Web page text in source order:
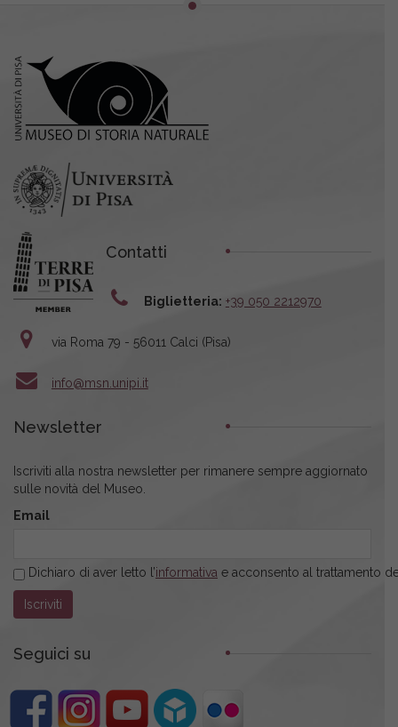
Contatti
Biglietteria: +39 050 2212970
via Roma 79 - 56011 Calci (Pisa)
info@msn.unipi.it
Newsletter
Iscriviti alla nostra newsletter per rimanere sempre aggiornato
sulle novità del Museo.
Email
Dichiaro di aver letto l’informativa e acconsento al trattamento
Seguici su